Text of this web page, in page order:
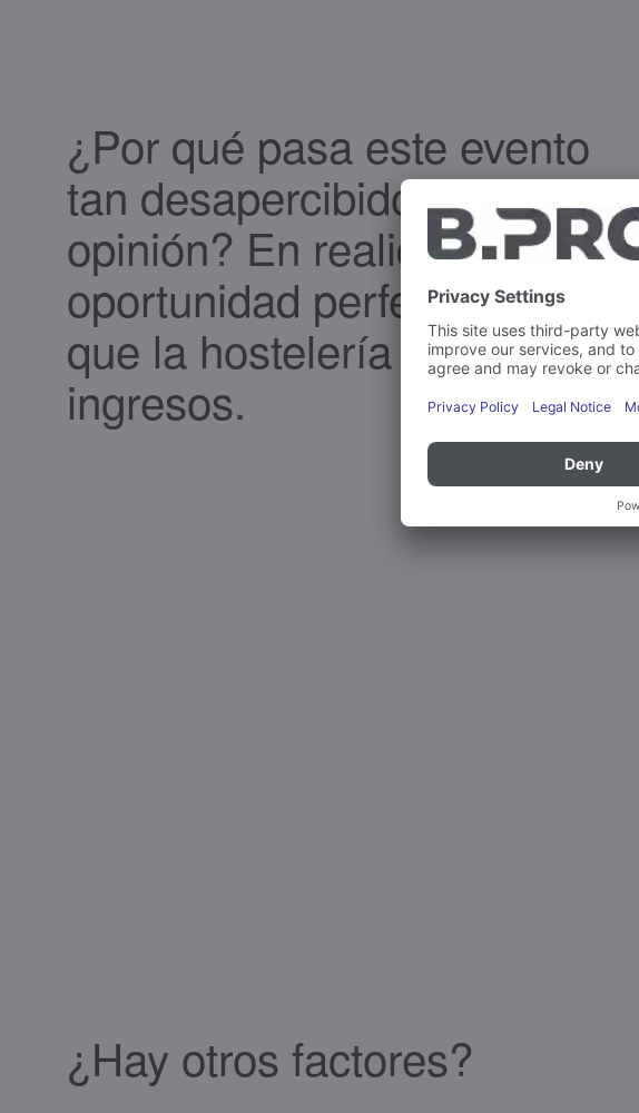
¿Por qué pasa este evento
tan desapercibido, en su
opinión? En realidad es una
oportunidad perfecta para
que la hostelería genere más
ingresos.
¿Hay otros factores?